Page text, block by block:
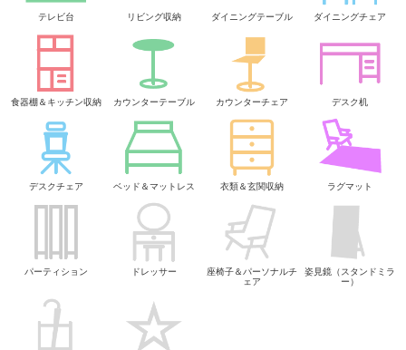
テレビ台 リビング収納 ダイニングテーブル ダイニングチェア
食器棚＆キッチン収納 カウンターテーブル カウンターチェア デスク机
デスクチェア ベッド＆マットレス 衣類＆玄関収納 ラグマット
パーティション ドレッサー
座椅子＆パーソナルチ
ェア
姿見鏡（スタンドミラ
ー）